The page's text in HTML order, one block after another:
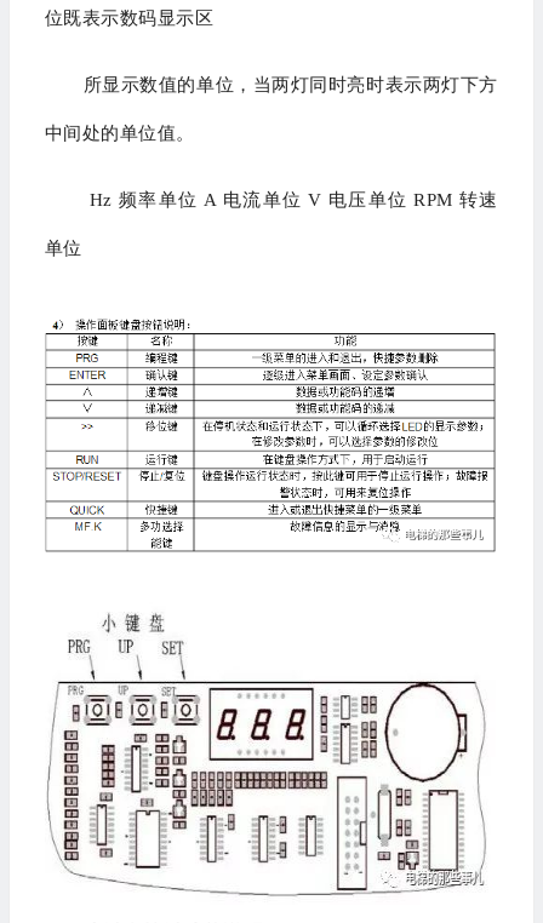
位既表示数码显示区
所显示数值的单位，当两灯同时亮时表示两灯下方
中间处的单位值。
Hz 频率单位 A 电流单位 V 电压单位 RPM 转速
单位